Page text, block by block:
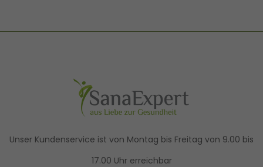
Unser Kundenservice ist von Montag bis Freitag von 9.00 bis
17.00 Uhr erreichbar